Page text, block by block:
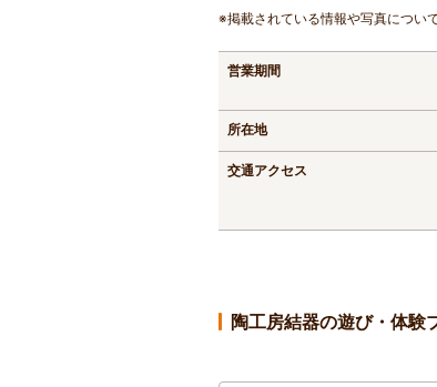
※掲載されている情報や写真につい
営業期間
所在地
交通アクセス
陶工房結器の遊び・体験